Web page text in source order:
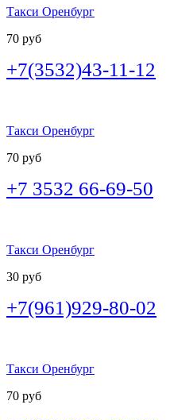
Такси Оренбург
70 руб
+7(3532)43-11-12
Такси Оренбург
70 руб
+7 3532 66-69-50
Такси Оренбург
30 руб
+7(961)929-80-02
Такси Оренбург
70 руб